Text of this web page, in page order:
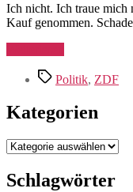
Ich nicht. Ich traue mich
Kauf genommen.
Schlagwörter
Politik, ZDF
Kategorien
Kategorien
Schlagwörter